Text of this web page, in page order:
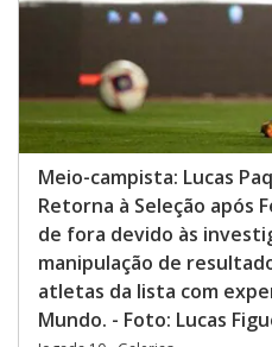
Meio-campista: Lucas
Retorna à Seleção após
de fora devido às
manipulação de
atletas da lista com
Mundo. - Foto: Lucas